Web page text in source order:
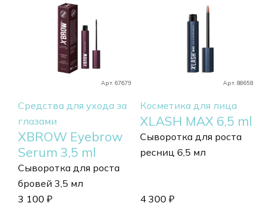
Арт. 67679
Средства для ухода за
глазами
XBROW Eyebrow
Serum 3,5 ml
Cыворотка для роста
бровей 3,5 мл
3 100 ₽
Арт. 88658
Косметика для лица
XLASH MAX 6,5 ml
Cыворотка для роста
ресниц 6,5 мл
4 300 ₽